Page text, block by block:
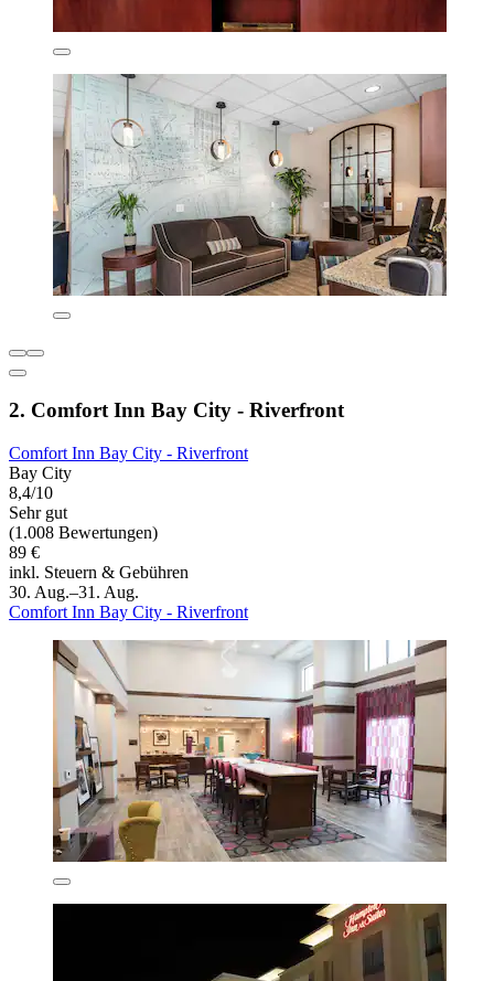
2. Comfort Inn Bay City - Riverfront
Comfort Inn Bay City - Riverfront
Bay City
8,4/10
Sehr gut
(1.008 Bewertungen)
89 €
inkl. Steuern & Gebühren
30. Aug.–31. Aug.
Comfort Inn Bay City - Riverfront